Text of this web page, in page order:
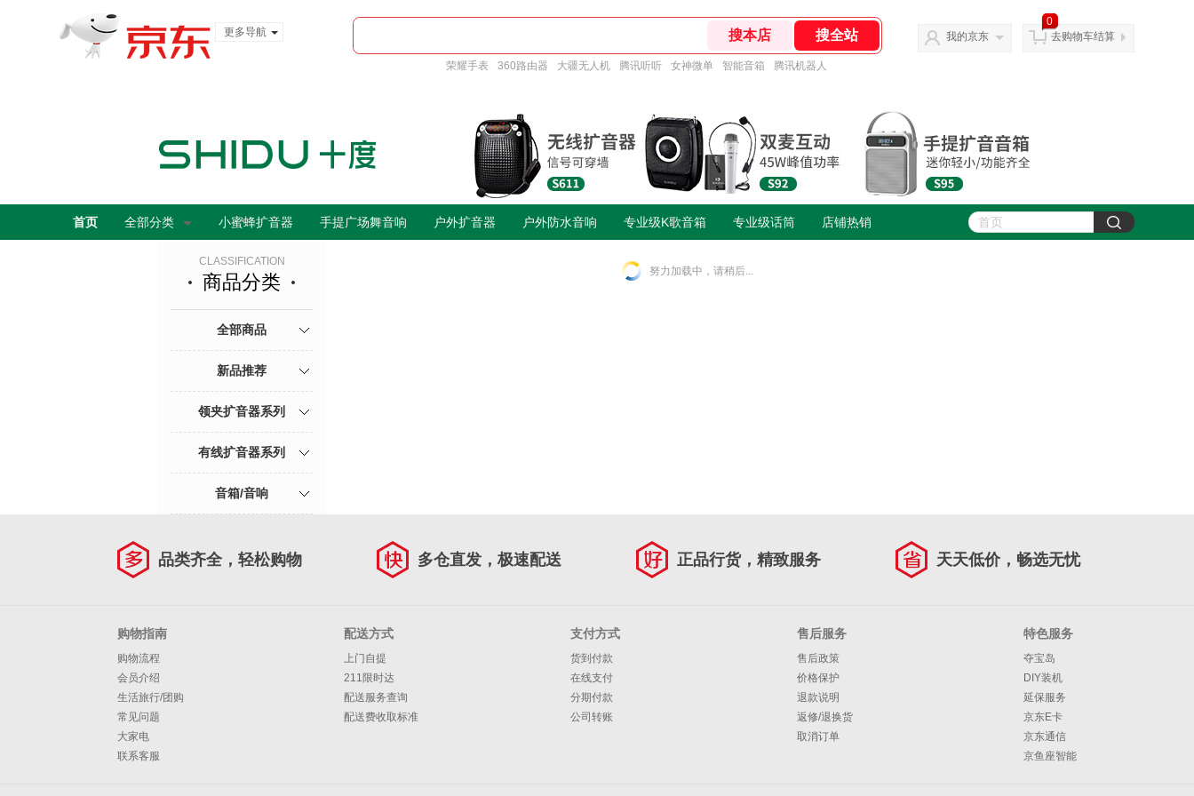
更多导航
荣耀手表 360路由器 大疆无人机 腾讯听听 女神微单 智能音箱 腾讯机器人
我的京东
0
去购物车结算
首页 全部分类 小蜜蜂扩音器 手提广场舞音响 户外扩音器 户外防水音响 专业级K歌音箱 专业级话筒 店铺热销
CLASSIFICATION
商品分类
全部商品
新品推荐
领夹扩音器系列
有线扩音器系列
音箱/音响
努力加载中，请稍后...
品类齐全，轻松购物 多仓直发，极速配送 正品行货，精致服务 天天低价，畅选无忧
购物指南
购物流程
会员介绍
生活旅行/团购
常见问题
大家电
联系客服
配送方式
上门自提
211限时达
配送服务查询
配送费收取标准
支付方式
货到付款
在线支付
分期付款
公司转账
售后服务
售后政策
价格保护
退款说明
返修/退换货
取消订单
特色服务
夺宝岛
DIY装机
延保服务
京东E卡
京东通信
京鱼座智能